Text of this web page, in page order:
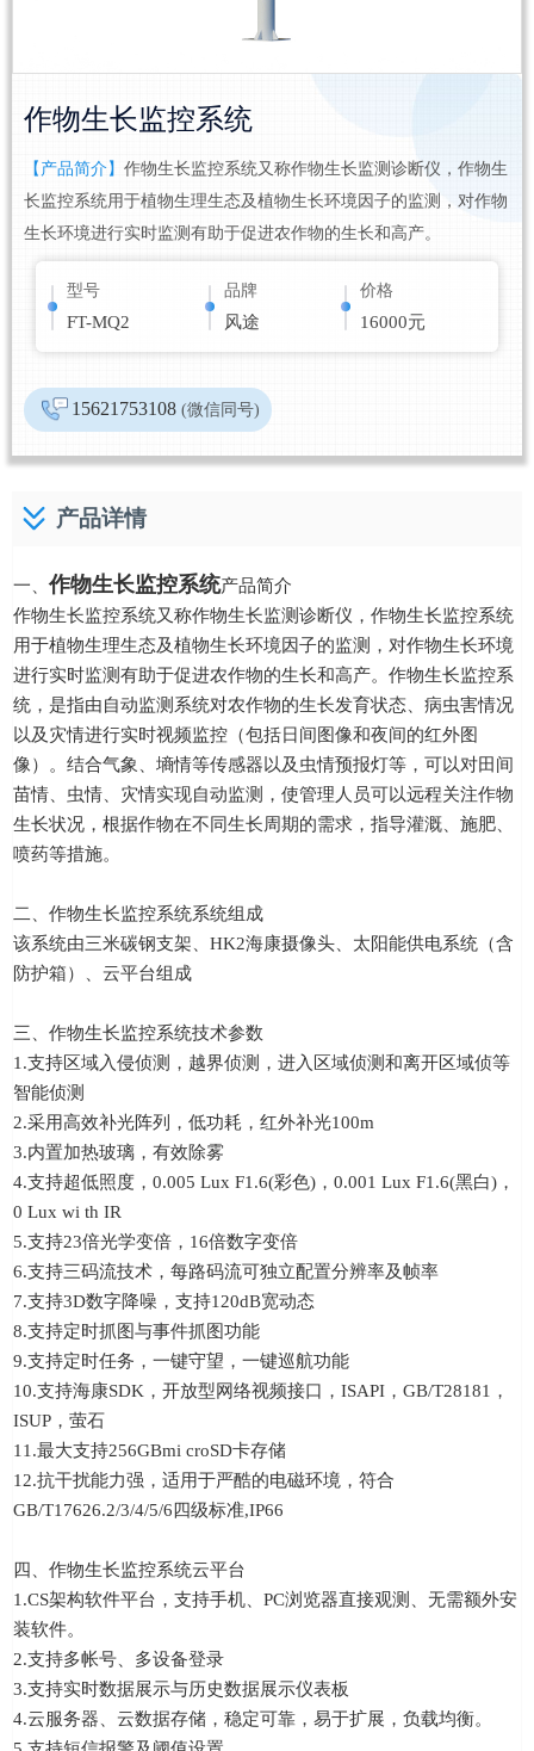
作物生长监控系统
【产品简介】 作物生长监控系统又称作物生长监测诊断仪，作物生
长监控系统用于植物生理生态及植物生长环境因子的监测，对作物
生长环境进行实时监测有助于促进农作物的生长和高产。
型号
FT-MQ2
品牌
风途
价格
16000元
15621753108 (微信同号)
产品详情
一、 作物生长监控系统产品简介
作物生长监控系统又称作物生长监测诊断仪，作物生长监控系统
用于植物生理生态及植物生长环境因子的监测，对作物生长环境
进行实时监测有助于促进农作物的生长和高产。作物生长监控系
统，是指由自动监测系统对农作物的生长发育状态、病虫害情况
以及灾情进行实时视频监控（包括日间图像和夜间的红外图
像）。结合气象、墒情等传感器以及虫情预报灯等，可以对田间
苗情、虫情、灾情实现自动监测，使管理人员可以远程关注作物
生长状况，根据作物在不同生长周期的需求，指导灌溉、施肥、
喷药等措施。
二、作物生长监控系统系统组成
该系统由三米碳钢支架、HK2海康摄像头、太阳能供电系统（含
防护箱）、云平台组成
三、作物生长监控系统技术参数
1.支持区域入侵侦测，越界侦测，进入区域侦测和离开区域侦等
智能侦测
2.采用高效补光阵列，低功耗，红外补光100m
3.内置加热玻璃，有效除雾
4.支持超低照度，0.005 Lux F1.6(彩色)，0.001 Lux F1.6(黑白)，
0 Lux wi th IR
5.支持23倍光学变倍，16倍数字变倍
6.支持三码流技术，每路码流可独立配置分辨率及帧率
7.支持3D数字降噪，支持120dB宽动态
8.支持定时抓图与事件抓图功能
9.支持定时任务，一键守望，一键巡航功能
10.支持海康SDK，开放型网络视频接口，ISAPI，GB/T28181，
ISUP，萤石
11.最大支持256GBmi croSD卡存储
12.抗干扰能力强，适用于严酷的电磁环境，符合
GB/T17626.2/3/4/5/6四级标准,IP66
四、作物生长监控系统云平台
1.CS架构软件平台，支持手机、PC浏览器直接观测、无需额外安
装软件。
2.支持多帐号、多设备登录
3.支持实时数据展示与历史数据展示仪表板
4.云服务器、云数据存储，稳定可靠，易于扩展，负载均衡。